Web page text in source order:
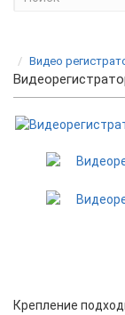
Видео
Крепление